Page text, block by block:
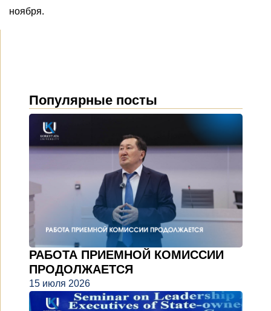
ноября.
Популярные посты
РАБОТА ПРИЕМНОЙ КОМИССИИ
ПРОДОЛЖАЕТСЯ
15 июля 2026